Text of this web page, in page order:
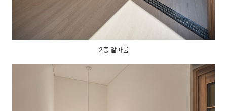
2층 알파룸